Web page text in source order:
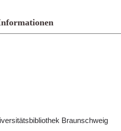
Braunschweig